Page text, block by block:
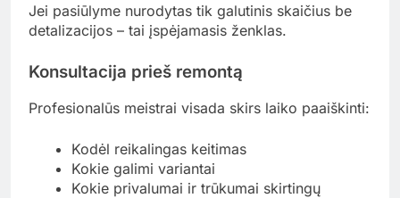
Jei pasiūlyme nurodytas tik galutinis skaičius be
detalizacijos – tai įspėjamasis ženklas.
Konsultacija prieš remontą
Profesionalūs meistrai visada skirs laiko paaiškinti:
Kodėl reikalingas keitimas
Kokie galimi variantai
Kokie privalumai ir trūkumai skirtingų